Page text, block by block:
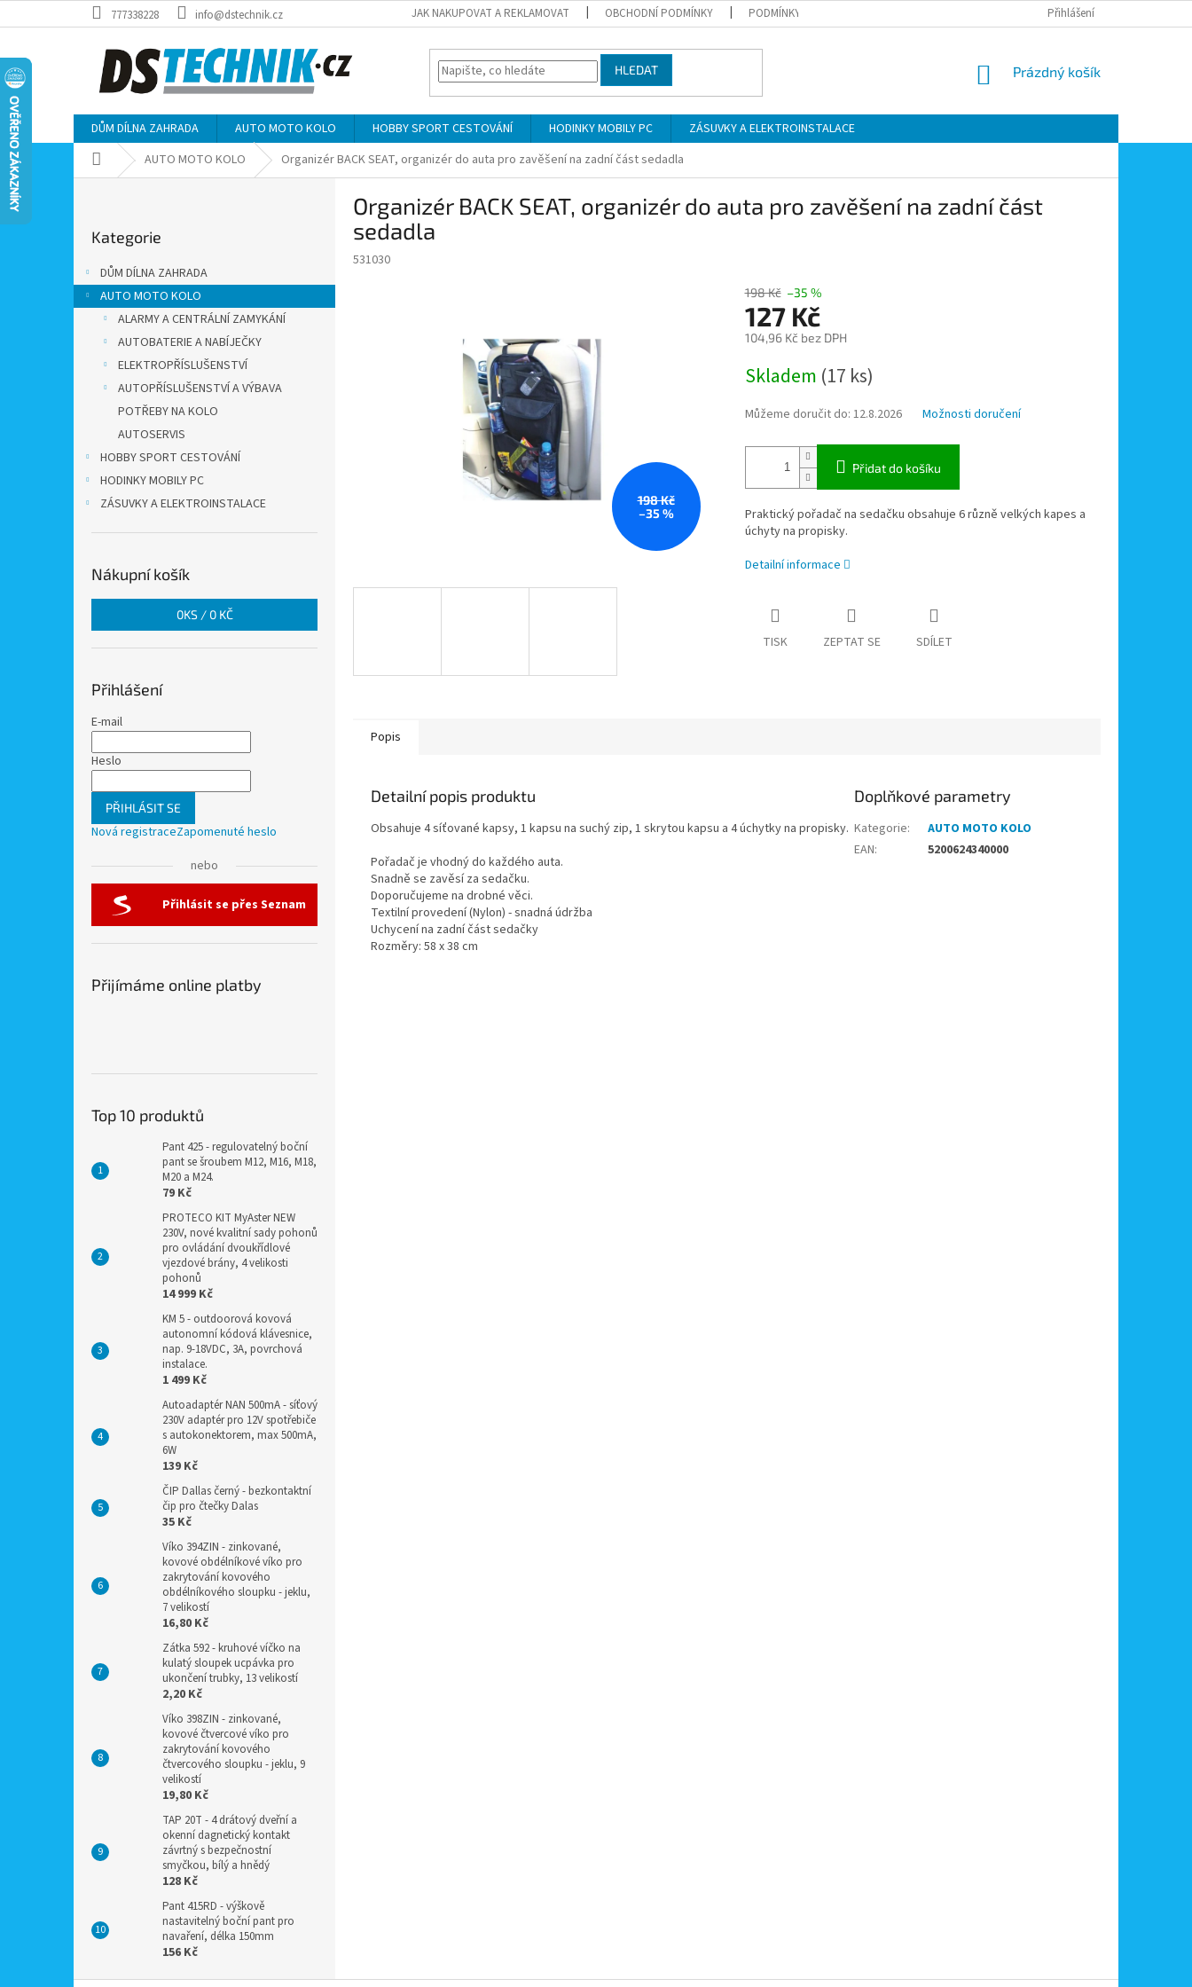
na
777338228 info@dstechnik.cz JAK NAKUPOVAT A REKLAMOVAT OBCHODNÍ PODMÍNKY PODMÍNKY OCHRANY OSOBNÍCH ÚDAJŮ MOJE OBJEDNÁVKA
Přihlášení
HLEDAT
NÁKUPNÍ
Prázdný košík
DŮM DÍLNA ZAHRADA AUTO MOTO KOLO HOBBY SPORT CESTOVÁNÍ HODINKY MOBILY PC
ZÁSUVKY A ELEKTROINSTALACE
Domů AUTO MOTO KOLO Organizér BACK SEAT, organizér do auta pro zavěšení na zadní část sedadla
a
n
kategorie
Kategorie
DŮM DÍLNA ZAHRADA
AUTO MOTO KOLO
ALARMY A CENTRÁLNÍ ZAMYKÁNÍ
AUTOBATERIE A NABÍJEČKY
ELEKTROPŘÍSLUŠENSTVÍ
AUTOPŘÍSLUŠENSTVÍ A VÝBAVA
POTŘEBY NA KOLO
AUTOSERVIS
HOBBY SPORT CESTOVÁNÍ
HODINKY MOBILY PC
ZÁSUVKY A ELEKTROINSTALACE
Nákupní košík
0KS / 0 KČ
Přihlášení
E-mail
Heslo
PŘIHLÁSIT SE
Nová registraceZapomenuté heslo
nebo
Přihlásit se přes Seznam
Přijímáme online platby
Top 10 produktů
Pant 425 - regulovatelný boční
pant se šroubem M12, M16, M18,
M20 a M24.
79 Kč
PROTECO KIT MyAster NEW
230V, nové kvalitní sady pohonů
pro ovládání dvoukřídlové
vjezdové brány, 4 velikosti
pohonů
14 999 Kč
KM 5 - outdoorová kovová
autonomní kódová klávesnice,
nap. 9-18VDC, 3A, povrchová
instalace.
1 499 Kč
Autoadaptér NAN 500mA - síťový
230V adaptér pro 12V spotřebiče
s autokonektorem, max 500mA,
6W
139 Kč
ČIP Dallas černý - bezkontaktní
čip pro čtečky Dalas
35 Kč
Víko 394ZIN - zinkované,
kovové obdélníkové víko pro
zakrytování kovového
obdélníkového sloupku - jeklu,
7 velikostí
16,80 Kč
Zátka 592 - kruhové víčko na
kulatý sloupek ucpávka pro
ukončení trubky, 13 velikostí
2,20 Kč
Víko 398ZIN - zinkované,
kovové čtvercové víko pro
zakrytování kovového
čtvercového sloupku - jeklu, 9
velikostí
19,80 Kč
TAP 20T - 4 drátový dveřní a
okenní dagnetický kontakt
závrtný s bezpečnostní
smyčkou, bílý a hnědý
128 Kč
Pant 415RD - výškově
nastavitelný boční pant pro
navaření, délka 150mm
156 Kč
Organizér BACK SEAT, organizér do auta pro zavěšení na zadní část
sedadla
531030
198 Kč
–35 %
198 Kč –35 %
127 Kč
104,96 Kč bez DPH
cena:
Skladem (17 ks)
Můžeme doručit do: 12.8.2026 Možnosti doručení
Přidat do košíku
Praktický pořadač na sedačku obsahuje 6 různě velkých kapes a
úchyty na propisky.
Detailní informace
TISK ZEPTAT SE SDÍLET
Popis
Detailní popis produktu
Obsahuje 4 síťované kapsy, 1 kapsu na suchý zip, 1 skrytou kapsu a 4 úchytky na propisky.
Pořadač je vhodný do každého auta.
Snadně se zavěsí za sedačku.
Doporučujeme na drobné věci.
Textilní provedení (Nylon) - snadná údržba
Uchycení na zadní část sedačky
Rozměry: 58 x 38 cm
Doplňkové parametry
Kategorie:
AUTO MOTO KOLO
EAN: 5200624340000